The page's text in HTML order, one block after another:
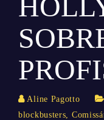
Aline Pagotto
blockbusters,